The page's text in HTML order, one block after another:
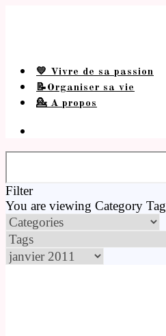
💛 Vivre de sa passion
📝Organiser sa vie
💁 A propos
Filter
You are viewing Category Tag